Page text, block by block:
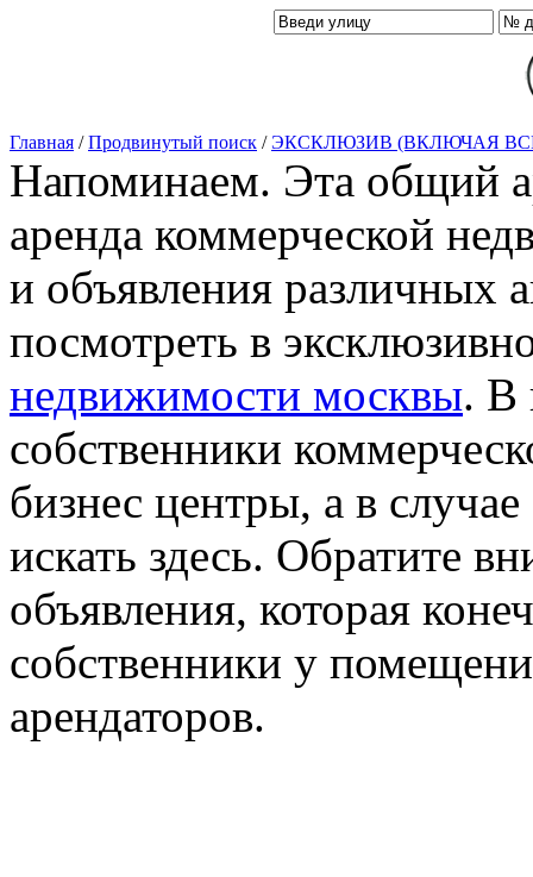
Главная /Продвинутый поиск /ЭКСКЛЮЗИВ (ВКЛЮЧАЯ
Напоминаем. Эта общий
аренда коммерческой
и объявления различных
посмотреть в
недвижимости москвы. В
собственники
бизнес центры, а в случае
искать здесь. Обратите
объявления, которая
собственники у
арендаторов.